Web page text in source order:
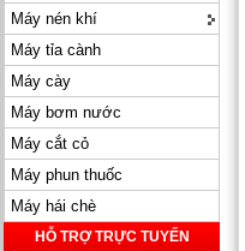
Máy nén khí
Máy tỉa cành
Máy cày
Máy bơm nước
Máy cắt cỏ
Máy phun thuốc
Máy hái chè
HỖ TRỢ TRỰC TUYẾN